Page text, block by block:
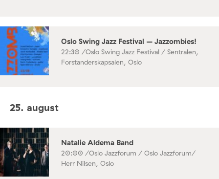
Oslo Swing Jazz Festival – Jazzombies!
22:30 /Oslo Swing Jazz Festival / Sentralen,
Forstanderskapsalen, Oslo
25. august
Natalie Aldema Band
20:00 /Oslo Jazzforum / Oslo Jazzforum/
Herr Nilsen, Oslo